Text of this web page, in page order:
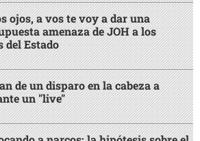
ojos, a vos te voy a dar una
amenaza de JOH a los
del Estado
de un disparo en la cabeza a
un "live"